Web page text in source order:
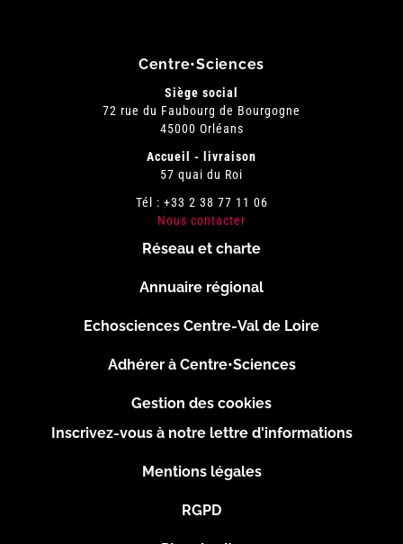
Centre•Sciences
Siège social
72 rue du Faubourg de Bourgogne
45000 Orléans
Accueil - livraison
57 quai du Roi
Tél : +33 2 38 77 11 06
Nous contacter
page
Réseau et charte
Annuaire régional
Echosciences Centre-Val de Loire
Adhérer à Centre•Sciences
Gestion des cookies
Inscrivez-vous à notre lettre d'informations
Mentions légales
RGPD